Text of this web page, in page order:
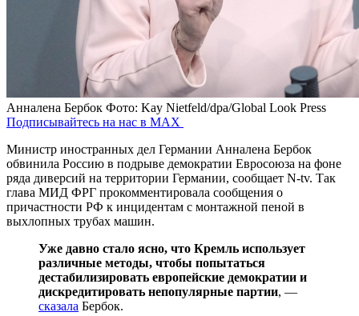
Анналена Бербок Фото: Kay Nietfeld/dpa/Global Look Press
Подписывайтесь на нас в MAX
Министр иностранных дел Германии Анналена Бербок
обвинила Россию в подрыве демократии Евросоюза на фоне
ряда диверсий на территории Германии, сообщает N-tv. Так
глава МИД ФРГ прокомментировала сообщения о
причастности РФ к инцидентам с монтажной пеной в
выхлопных трубах машин.
Уже давно стало ясно, что Кремль использует
различные методы, чтобы попытаться
дестабилизировать европейские демократии и
дискредитировать непопулярные партии, —
сказала Бербок.